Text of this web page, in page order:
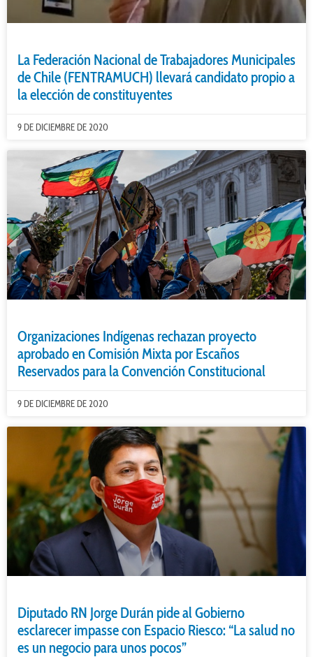
La Federación Nacional de Trabajadores Municipales
de Chile (FENTRAMUCH) llevará candidato propio a
la elección de constituyentes
9 DE DICIEMBRE DE 2020
Organizaciones Indígenas rechazan proyecto
aprobado en Comisión Mixta por Escaños
Reservados para la Convención Constitucional
9 DE DICIEMBRE DE 2020
Diputado RN Jorge Durán pide al Gobierno
esclarecer impasse con Espacio Riesco: “La salud no
es un negocio para unos pocos”